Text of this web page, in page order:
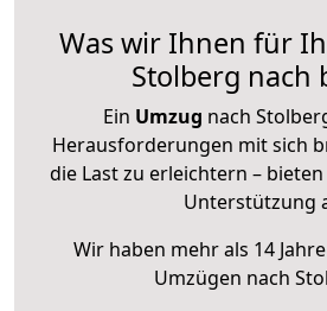
Was wir Ihnen für
Stolberg nach
Ein Umzug nach
Herausforderungen mit sich
die Last zu erleichtern –
Unterstützung
Wir haben mehr als 14
Umzügen nach